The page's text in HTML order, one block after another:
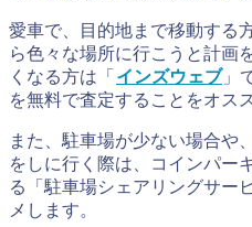
愛車で、目的地まで移動する
ら色々な場所に行こうと計画
くなる方は「 インズウェブ」
を無料で査定することをオス
また、駐車場が少ない場合や
をしに行く際は、コインパー
る「駐車場シェアリングサー
メします。